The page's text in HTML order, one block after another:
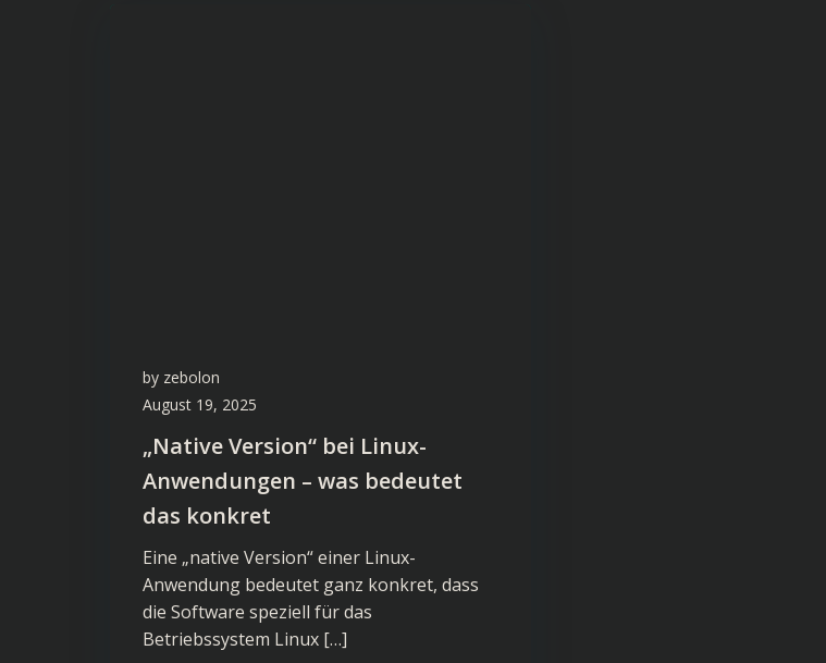
by zebolon
August 19, 2025
„Native Version“ bei Linux-
Anwendungen – was bedeutet
das konkret
Eine „native Version“ einer Linux-
Anwendung bedeutet ganz konkret, dass
die Software speziell für das
Betriebssystem Linux […]